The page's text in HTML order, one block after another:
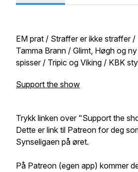
EM prat / Straffer er ikke straffer
Tamma Brann / Glimt, Høgh og
spisser / Tripic og Viking / KBK
Support the show
Trykk linken over "Support the
Dette er link til Patreon for deg
Synseligaen på øret.
På Patreon (egen app) kommer